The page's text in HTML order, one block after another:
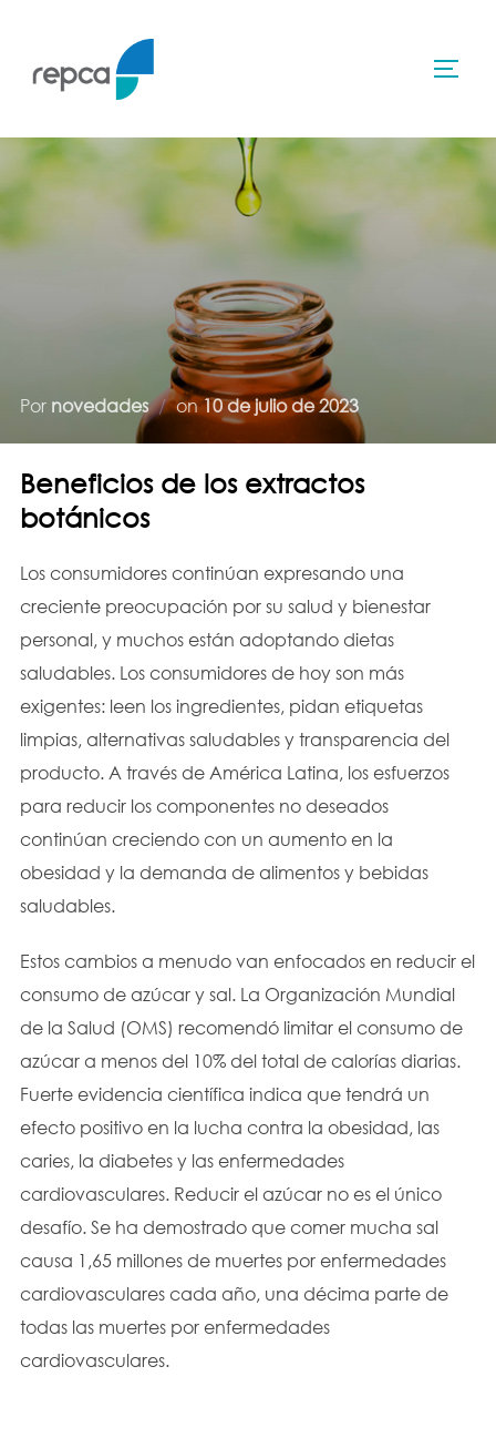
content
Por novedades onPosted
10 de julio de 2023
Beneficios de los extractos
botánicos
Los consumidores continúan expresando una
creciente preocupación por su salud y bienestar
personal, y muchos están adoptando dietas
saludables. Los consumidores de hoy son más
exigentes: leen los ingredientes, pidan etiquetas
limpias, alternativas saludables y transparencia del
producto. A través de América Latina, los esfuerzos
para reducir los componentes no deseados
continúan creciendo con un aumento en la
obesidad y la demanda de alimentos y bebidas
saludables.
Estos cambios a menudo van enfocados en reducir el
consumo de azúcar y sal. La Organización Mundial
de la Salud (OMS) recomendó limitar el consumo de
azúcar a menos del 10% del total de calorías diarias.
Fuerte evidencia científica indica que tendrá un
efecto positivo en la lucha contra la obesidad, las
caries, la diabetes y las enfermedades
cardiovasculares. Reducir el azúcar no es el único
desafío. Se ha demostrado que comer mucha sal
causa 1,65 millones de muertes por enfermedades
cardiovasculares cada año, una décima parte de
todas las muertes por enfermedades
cardiovasculares.